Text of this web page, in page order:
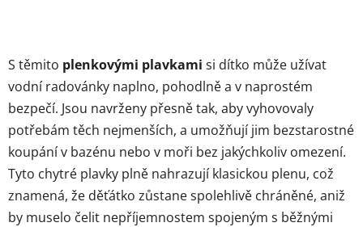
S těmito plenkovými plavkami si dítko může užívat
vodní radovánky naplno, pohodlně a v naprostém
bezpečí. Jsou navrženy přesně tak, aby vyhovovaly
potřebám těch nejmenších, a umožňují jim bezstarostné
koupání v bazénu nebo v moři bez jakýchkoliv omezení.
Tyto chytré plavky plně nahrazují klasickou plenu, což
znamená, že děťátko zůstane spolehlivě chráněné, aniž
by muselo čelit nepříjemnostem spojeným s běžnými